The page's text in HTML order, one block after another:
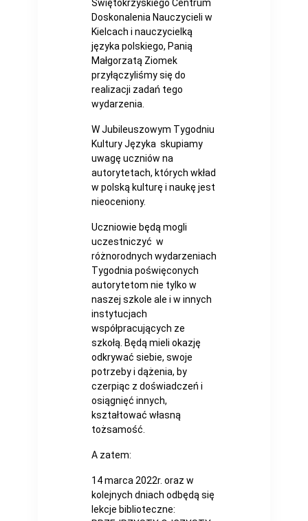
Świętokrzyskiego Centrum
Doskonalenia Nauczycieli w
Kielcach i nauczycielką
języka polskiego, Panią
Małgorzatą Ziomek
przyłączyliśmy się do
realizacji zadań tego
wydarzenia.
W Jubileuszowym Tygodniu
Kultury Języka skupiamy
uwagę uczniów na
autorytetach, których wkład
w polską kulturę i naukę jest
nieoceniony.
Uczniowie będą mogli
uczestniczyć w
różnorodnych wydarzeniach
Tygodnia poświęconych
autorytetom nie tylko w
naszej szkole ale i w innych
instytucjach
współpracujących ze
szkołą. Będą mieli okazję
odkrywać siebie, swoje
potrzeby i dążenia, by
czerpiąc z doświadczeń i
osiągnięć innych,
kształtować własną
tożsamość.
A zatem:
14 marca 2022r. oraz w
kolejnych dniach odbędą się
lekcje biblioteczne: